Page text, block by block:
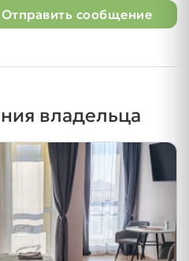
Отправить сообщение
владельца